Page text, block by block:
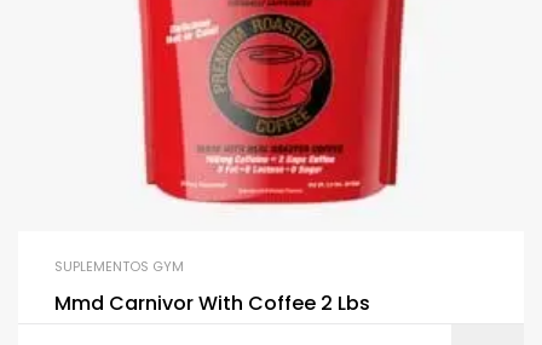
SUPLEMENTOS GYM
Mmd Carnivor With Coffee 2 Lbs